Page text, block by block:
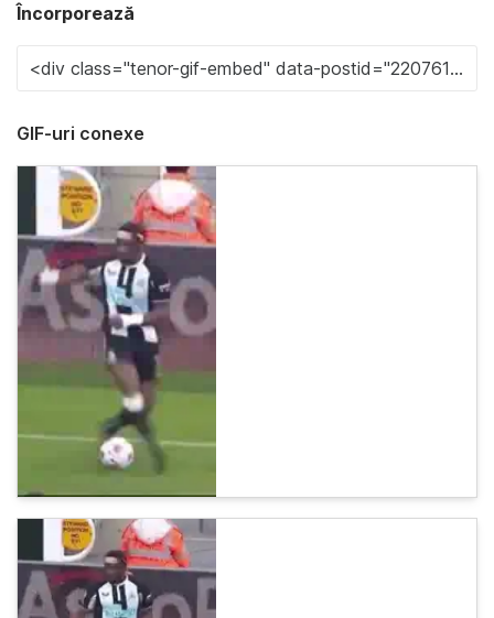
Încorporează
GIF-uri conexe